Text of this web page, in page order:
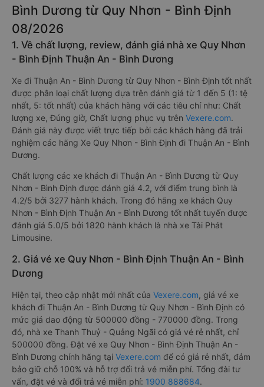
Bình Dương từ Quy Nhơn - Bình Định
08/2026
1. Về chất lượng, review, đánh giá nhà xe Quy Nhơn
- Bình Định Thuận An - Bình Dương
Xe đi Thuận An - Bình Dương từ Quy Nhơn - Bình Định tốt nhất
được phân loại chất lượng dựa trên đánh giá từ 1 đến 5 (1: tệ
nhất, 5: tốt nhất) của khách hàng với các tiêu chí như: Chất
lượng xe, Đúng giờ, Chất lượng phục vụ trên Vexere.com.
Đánh giá này được viết trực tiếp bởi các khách hàng đã trải
nghiệm các hãng Xe Quy Nhơn - Bình Định đi Thuận An - Bình
Dương.
Chất lượng các xe khách đi Thuận An - Bình Dương từ Quy
Nhơn - Bình Định được đánh giá 4.2, với điểm trung bình là
4.2/5 bởi 3277 hành khách. Trong đó hãng xe khách Quy
Nhơn - Bình Định Thuận An - Bình Dương tốt nhất tuyến được
đánh giá 5.0/5 bởi 1820 hành khách là nhà xe Tài Phát
Limousine.
2. Giá vé xe Quy Nhơn - Bình Định Thuận An - Bình
Dương
Hiện tại, theo cập nhật mới nhất của Vexere.com, giá vé xe
khách đi Thuận An - Bình Dương từ Quy Nhơn - Bình Định có
mức giá dao động từ 500000 đồng - 770000 đồng. Trong
đó, nhà xe Thanh Thuỷ - Quảng Ngãi có giá vé rẻ nhất, chỉ
500000 đồng. Đặt vé xe Quy Nhơn - Bình Định Thuận An -
Bình Dương chính hãng tại Vexere.com để có giá rẻ nhất, đảm
bảo giữ chỗ 100% và hỗ trợ đổi trả vé miễn phí. Tổng đài tư
vấn, đặt vé và đổi trả vé miễn phí: 1900 888684.